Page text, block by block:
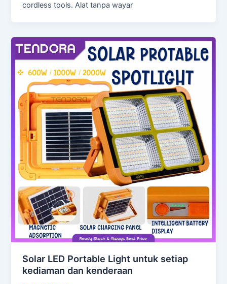
cordless tools. Alat tanpa wayar
Solar LED Portable Light untuk setiap
kediaman dan kenderaan